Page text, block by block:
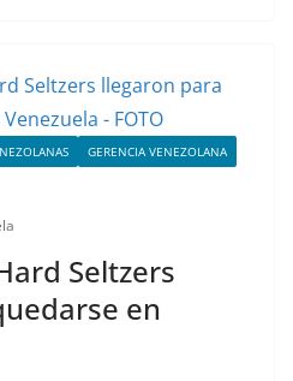
GERENCIA VENEZOLANA
Seltzers
en